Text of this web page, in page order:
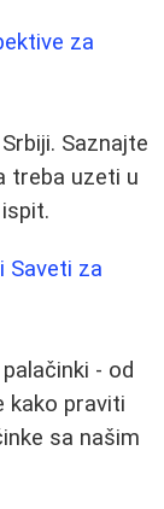
za
Saznajte
treba uzeti u
Saveti za
- od
kako praviti
sa našim